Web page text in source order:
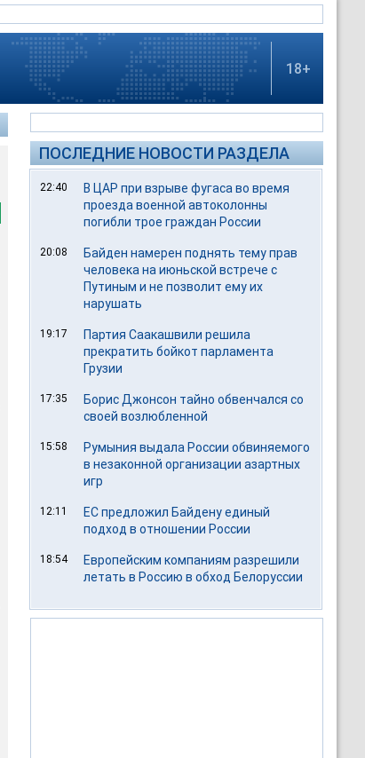
18+
ПОСЛЕДНИЕ НОВОСТИ РАЗДЕЛА
22:40
В ЦАР при взрыве фугаса во время
проезда военной автоколонны
погибли трое граждан России
20:08
Байден намерен поднять тему прав
человека на июньской встрече с
Путиным и не позволит ему их
нарушать
19:17
Партия Саакашвили решила
прекратить бойкот парламента
Грузии
17:35
Борис Джонсон тайно обвенчался со
своей возлюбленной
15:58
Румыния выдала России обвиняемого
в незаконной организации азартных
игр
12:11
ЕС предложил Байдену единый
подход в отношении России
18:54
Европейским компаниям разрешили
летать в Россию в обход Белоруссии